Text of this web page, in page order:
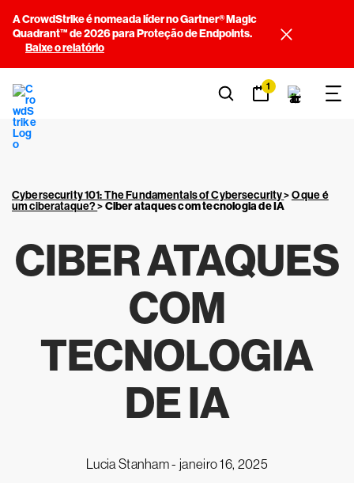
A CrowdStrike é nomeada líder no Gartner® Magic
Quadrant™ de 2026 para Proteção de Endpoints.
Baixe o relatório
1
Cybersecurity 101: The Fundamentals of Cybersecurity>O que é
um ciberataque?>Ciber ataques com tecnologia de IA
CIBER ATAQUES
COM
TECNOLOGIA
DE IA
Lucia Stanham - janeiro 16, 2025